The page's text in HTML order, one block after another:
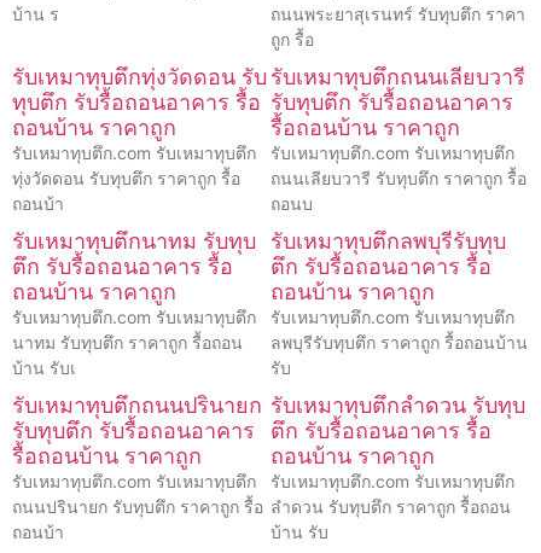
บ้าน ร
ถนนพระยาสุเรนทร์ รับทุบตึก ราคา
ถูก รื้อ
รับเหมาทุบตึกทุ่งวัดดอน รับ
ทุบตึก รับรื้อถอนอาคาร รื้อ
ถอนบ้าน ราคาถูก
รับเหมาทุบตึก.com รับเหมาทุบตึก
ทุ่งวัดดอน รับทุบตึก ราคาถูก รื้อ
ถอนบ้า
รับเหมาทุบตึกถนนเลียบวารี
รับทุบตึก รับรื้อถอนอาคาร
รื้อถอนบ้าน ราคาถูก
รับเหมาทุบตึก.com รับเหมาทุบตึก
ถนนเลียบวารี รับทุบตึก ราคาถูก รื้อ
ถอนบ
รับเหมาทุบตึกนาทม รับทุบ
ตึก รับรื้อถอนอาคาร รื้อ
ถอนบ้าน ราคาถูก
รับเหมาทุบตึก.com รับเหมาทุบตึก
นาทม รับทุบตึก ราคาถูก รื้อถอน
บ้าน รับเ
รับเหมาทุบตึกลพบุรีรับทุบ
ตึก รับรื้อถอนอาคาร รื้อ
ถอนบ้าน ราคาถูก
รับเหมาทุบตึก.com รับเหมาทุบตึก
ลพบุรีรับทุบตึก ราคาถูก รื้อถอนบ้าน
รับ
รับเหมาทุบตึกถนนปรินายก
รับทุบตึก รับรื้อถอนอาคาร
รื้อถอนบ้าน ราคาถูก
รับเหมาทุบตึก.com รับเหมาทุบตึก
ถนนปรินายก รับทุบตึก ราคาถูก รื้อ
ถอนบ้า
รับเหมาทุบตึกลำดวน รับทุบ
ตึก รับรื้อถอนอาคาร รื้อ
ถอนบ้าน ราคาถูก
รับเหมาทุบตึก.com รับเหมาทุบตึก
ลำดวน รับทุบตึก ราคาถูก รื้อถอน
บ้าน รับ